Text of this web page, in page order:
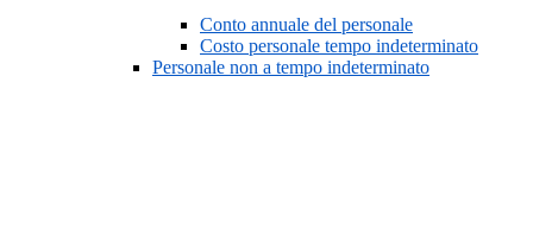
Conto annuale del personale
Costo personale tempo indeterminato
Personale non a tempo indeterminato